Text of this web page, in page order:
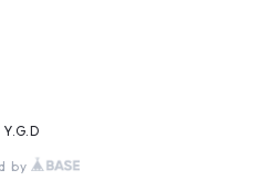
by